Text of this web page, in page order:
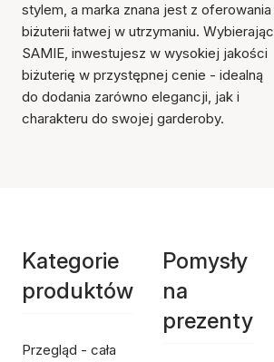
stylem, a marka znana jest z oferowania
biżuterii łatwej w utrzymaniu. Wybierając
SAMIE, inwestujesz w wysokiej jakości
biżuterię w przystępnej cenie - idealną
do dodania zarówno elegancji, jak i
charakteru do swojej garderoby.
Kategorie
produktów
Przegląd - cała
Pomysły
na
prezenty